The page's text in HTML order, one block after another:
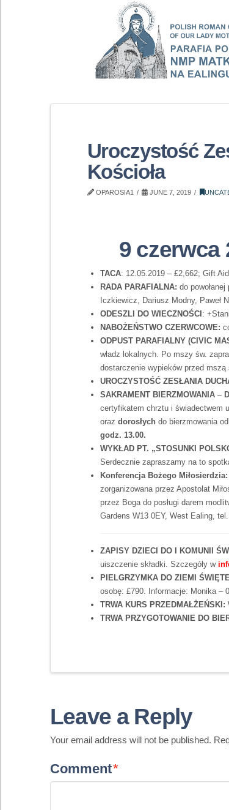
Uroczystość
Kościoła
OPAROSIA1 JUNE 7, 2019
9 czerwca
TACA: 12.05.2019 – £2,662; Gift
RADA PARAFIALNA: do
Iczkiewicz, Dariusz Modny, Paweł
ODESZLI DO WIECZNOŚCI :
NABOŻEŃSTWO CZERWCOWE:
ODPUST PARAFIALNY (CIVIC
władz lokalnych. Po mszy św.
dostarczenie wypieków przed mszą
UROCZYSTOŚĆ ZESŁANIA
SAKRAMENT BIERZMOWANIA–
certyfikatem chrztu i świadectwem
orazdorosłychdo bierzmowania
godz. 13.00.
WYKŁAD PT. „STOSUNKI
Serdecznie zapraszamy na to
Konferencja Bożego
zorganizowana przez Apostolat
przez Boga do posługi darem
Gardens W13 0EY, West Ealing,
ZAPISY DZIECI DO I KOMUNII
uiszczenie składki. Szczegóły w
PIELGRZYMKA DO ZIEMI
osobę: £790. Informacje: Monika –
TRWA KURS PRZEDMAŁŻEŃSKI:
TRWA PRZYGOTOWANIE DO
Leave a Reply
Your email address will not be published.
Comment*